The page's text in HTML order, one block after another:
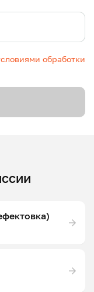
обработки